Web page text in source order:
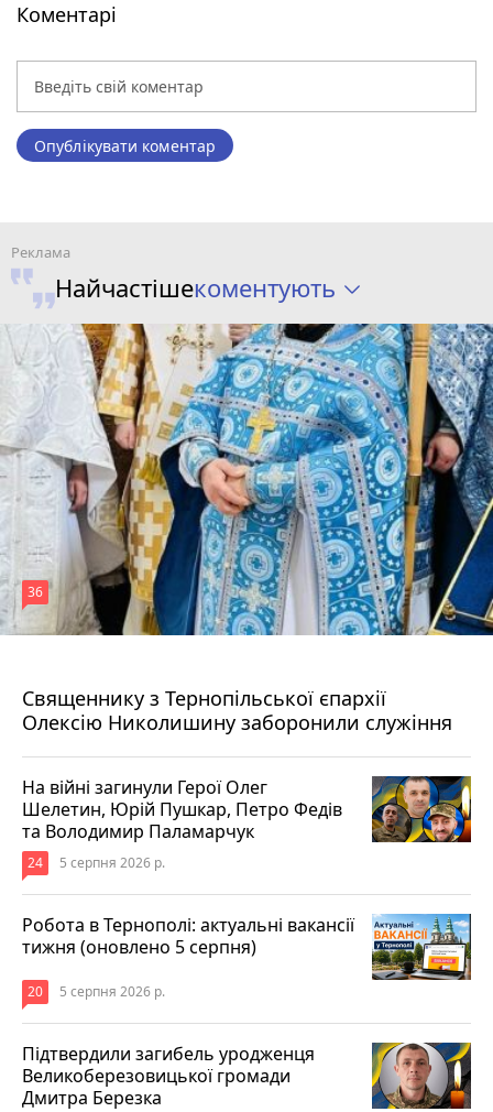
Коментарі
Опублікувати коментар
Найчастішекоментують
Священнику з Тернопільської єпархії
Олексію Николишину заборонили служіння
36
На війні загинули Герої Олег
Шелетин, Юрій Пушкар, Петро Федів
та Володимир Паламарчук
24 5 серпня 2026 р.
Робота в Тернополі: актуальні вакансії
тижня (оновлено 5 серпня)
20 5 серпня 2026 р.
Підтвердили загибель уродженця
Великоберезовицької громади
Дмитра Березка